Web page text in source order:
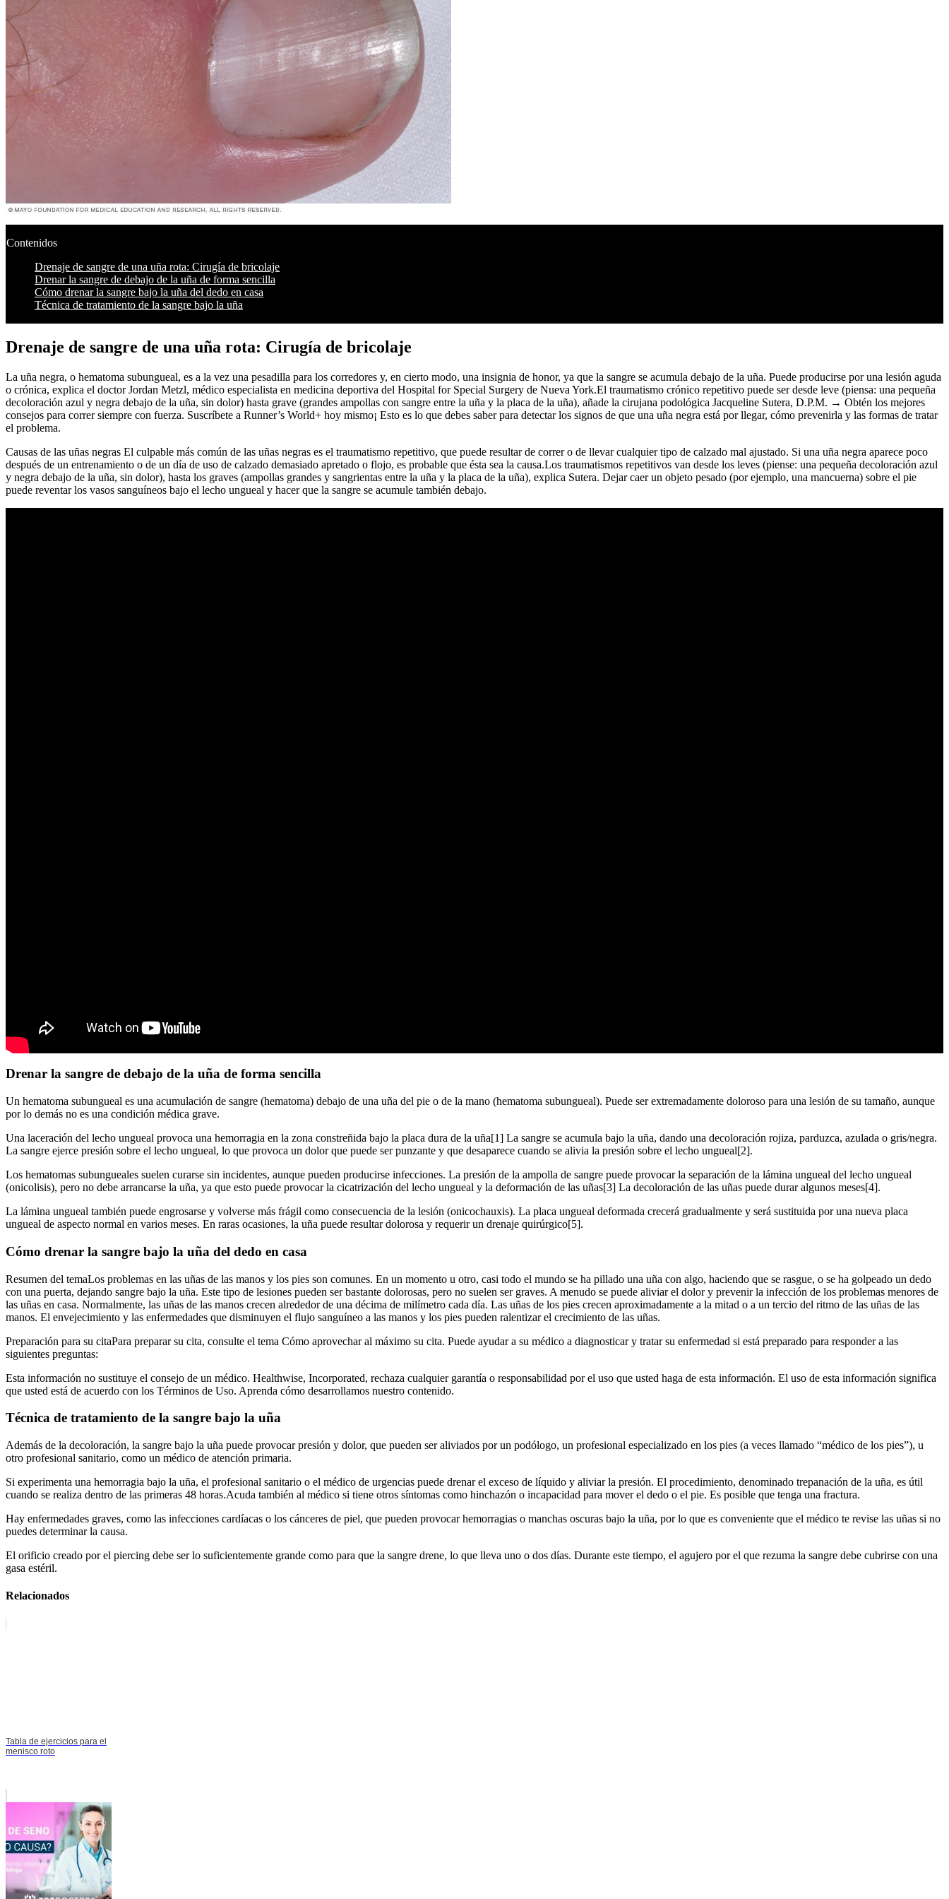
Contenidos
Drenaje de sangre de una uña rota: Cirugía de bricolaje
Drenar la sangre de debajo de la uña de forma sencilla
Cómo drenar la sangre bajo la uña del dedo en casa
Técnica de tratamiento de la sangre bajo la uña
Drenaje de sangre de una uña rota: Cirugía de bricolaje
La uña negra, o hematoma subungueal, es a la vez una pesadilla para los corredores y, en cierto modo, una insignia de honor, ya que la sangre se acumula debajo de la uña. Puede producirse por una lesión aguda
o crónica, explica el doctor Jordan Metzl, médico especialista en medicina deportiva del Hospital for Special Surgery de Nueva York.El traumatismo crónico repetitivo puede ser desde leve (piensa: una pequeña
decoloración azul y negra debajo de la uña, sin dolor) hasta grave (grandes ampollas con sangre entre la uña y la placa de la uña), añade la cirujana podológica Jacqueline Sutera, D.P.M. → Obtén los mejores
consejos para correr siempre con fuerza. Suscríbete a Runner’s World+ hoy mismo¡ Esto es lo que debes saber para detectar los signos de que una uña negra está por llegar, cómo prevenirla y las formas de tratar
el problema.
Causas de las uñas negras El culpable más común de las uñas negras es el traumatismo repetitivo, que puede resultar de correr o de llevar cualquier tipo de calzado mal ajustado. Si una uña negra aparece poco
después de un entrenamiento o de un día de uso de calzado demasiado apretado o flojo, es probable que ésta sea la causa.Los traumatismos repetitivos van desde los leves (piense: una pequeña decoloración azul
y negra debajo de la uña, sin dolor), hasta los graves (ampollas grandes y sangrientas entre la uña y la placa de la uña), explica Sutera. Dejar caer un objeto pesado (por ejemplo, una mancuerna) sobre el pie
puede reventar los vasos sanguíneos bajo el lecho ungueal y hacer que la sangre se acumule también debajo.
Drenar la sangre de debajo de la uña de forma sencilla
Un hematoma subungueal es una acumulación de sangre (hematoma) debajo de una uña del pie o de la mano (hematoma subungueal). Puede ser extremadamente doloroso para una lesión de su tamaño, aunque
por lo demás no es una condición médica grave.
Una laceración del lecho ungueal provoca una hemorragia en la zona constreñida bajo la placa dura de la uña[1] La sangre se acumula bajo la uña, dando una decoloración rojiza, parduzca, azulada o gris/negra.
La sangre ejerce presión sobre el lecho ungueal, lo que provoca un dolor que puede ser punzante y que desaparece cuando se alivia la presión sobre el lecho ungueal[2].
Los hematomas subungueales suelen curarse sin incidentes, aunque pueden producirse infecciones. La presión de la ampolla de sangre puede provocar la separación de la lámina ungueal del lecho ungueal
(onicolisis), pero no debe arrancarse la uña, ya que esto puede provocar la cicatrización del lecho ungueal y la deformación de las uñas[3] La decoloración de las uñas puede durar algunos meses[4].
La lámina ungueal también puede engrosarse y volverse más frágil como consecuencia de la lesión (onicochauxis). La placa ungueal deformada crecerá gradualmente y será sustituida por una nueva placa
ungueal de aspecto normal en varios meses. En raras ocasiones, la uña puede resultar dolorosa y requerir un drenaje quirúrgico[5].
Cómo drenar la sangre bajo la uña del dedo en casa
Resumen del temaLos problemas en las uñas de las manos y los pies son comunes. En un momento u otro, casi todo el mundo se ha pillado una uña con algo, haciendo que se rasgue, o se ha golpeado un dedo
con una puerta, dejando sangre bajo la uña. Este tipo de lesiones pueden ser bastante dolorosas, pero no suelen ser graves. A menudo se puede aliviar el dolor y prevenir la infección de los problemas menores de
las uñas en casa. Normalmente, las uñas de las manos crecen alrededor de una décima de milímetro cada día. Las uñas de los pies crecen aproximadamente a la mitad o a un tercio del ritmo de las uñas de las
manos. El envejecimiento y las enfermedades que disminuyen el flujo sanguíneo a las manos y los pies pueden ralentizar el crecimiento de las uñas.
Preparación para su citaPara preparar su cita, consulte el tema Cómo aprovechar al máximo su cita. Puede ayudar a su médico a diagnosticar y tratar su enfermedad si está preparado para responder a las
siguientes preguntas:
Esta información no sustituye el consejo de un médico. Healthwise, Incorporated, rechaza cualquier garantía o responsabilidad por el uso que usted haga de esta información. El uso de esta información significa
que usted está de acuerdo con los Términos de Uso. Aprenda cómo desarrollamos nuestro contenido.
Técnica de tratamiento de la sangre bajo la uña
Además de la decoloración, la sangre bajo la uña puede provocar presión y dolor, que pueden ser aliviados por un podólogo, un profesional especializado en los pies (a veces llamado “médico de los pies”), u
otro profesional sanitario, como un médico de atención primaria.
Si experimenta una hemorragia bajo la uña, el profesional sanitario o el médico de urgencias puede drenar el exceso de líquido y aliviar la presión. El procedimiento, denominado trepanación de la uña, es útil
cuando se realiza dentro de las primeras 48 horas.Acuda también al médico si tiene otros síntomas como hinchazón o incapacidad para mover el dedo o el pie. Es posible que tenga una fractura.
Hay enfermedades graves, como las infecciones cardíacas o los cánceres de piel, que pueden provocar hemorragias o manchas oscuras bajo la uña, por lo que es conveniente que el médico te revise las uñas si no
puedes determinar la causa.
El orificio creado por el piercing debe ser lo suficientemente grande como para que la sangre drene, lo que lleva uno o dos días. Durante este tiempo, el agujero por el que rezuma la sangre debe cubrirse con una
gasa estéril.
Relacionados
Tabla de ejercicios para el
menisco roto